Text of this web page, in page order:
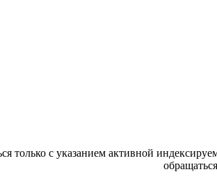
только с указанием активной